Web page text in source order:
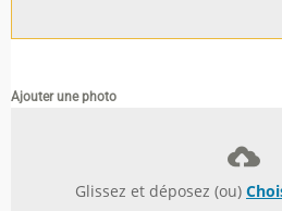
Ajouter une photo
Glissez et déposez (ou)